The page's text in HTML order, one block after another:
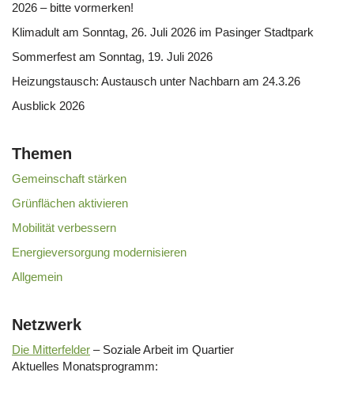
2026 – bitte vormerken!
Klimadult am Sonntag, 26. Juli 2026 im Pasinger Stadtpark
Sommerfest am Sonntag, 19. Juli 2026
Heizungstausch: Austausch unter Nachbarn am 24.3.26
Ausblick 2026
Themen
Gemeinschaft stärken
Grünflächen aktivieren
Mobilität verbessern
Energieversorgung modernisieren
Allgemein
Netzwerk
Die Mitterfelder – Soziale Arbeit im Quartier
Aktuelles Monatsprogramm: